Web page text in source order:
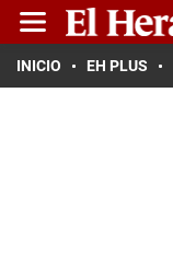
INICIO EH PLUS